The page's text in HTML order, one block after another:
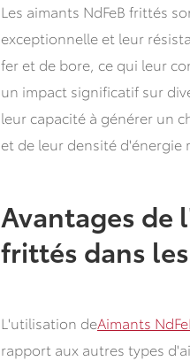
Les aimants NdFeB frittés
exceptionnelle et leur
fer et de bore, ce qui leur
un impact significatif sur
leur capacité à générer un
et de leur densité d'énergie
Avantages de
frittés dans
L'utilisation deAimants
rapport aux autres types